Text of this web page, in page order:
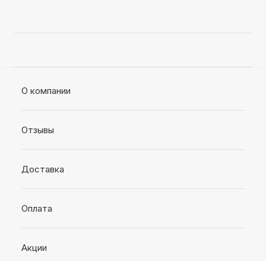
О компании
Отзывы
Доставка
Оплата
Акции